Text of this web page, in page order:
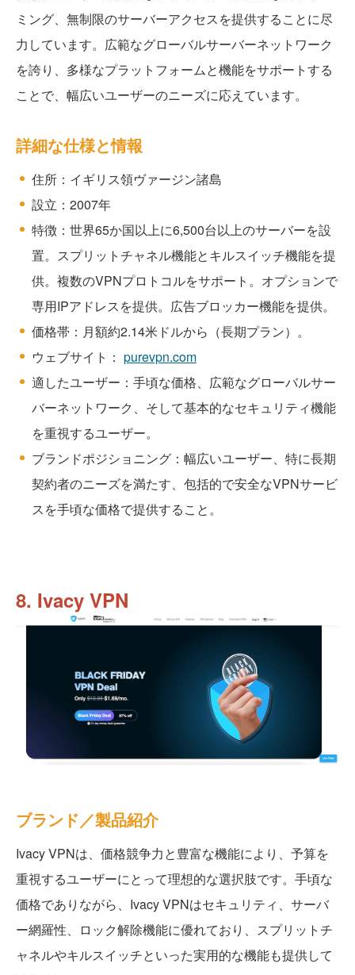
ミング、無制限のサーバーアクセスを提供することに尽
力しています。広範なグローバルサーバーネットワーク
を誇り、多様なプラットフォームと機能をサポートする
ことで、幅広いユーザーのニーズに応えています。
詳細な仕様と情報
住所：イギリス領ヴァージン諸島
設立：2007年
特徴：世界65か国以上に6,500台以上のサーバーを設
置。スプリットチャネル機能とキルスイッチ機能を提
供。複数のVPNプロトコルをサポート。オプションで
専用IPアドレスを提供。広告ブロッカー機能を提供。
価格帯：月額約2.14米ドルから（長期プラン）。
ウェブサイト： purevpn.com
適したユーザー：手頃な価格、広範なグローバルサー
バーネットワーク、そして基本的なセキュリティ機能
を重視するユーザー。
ブランドポジショニング：幅広いユーザー、特に長期
契約者のニーズを満たす、包括的で安全なVPNサービ
スを手頃な価格で提供すること。
8. Ivacy VPN
ブランド／製品紹介
Ivacy VPNは、価格競争力と豊富な機能により、予算を
重視するユーザーにとって理想的な選択肢です。手頃な
価格でありながら、Ivacy VPNはセキュリティ、サーバ
ー網羅性、ロック解除機能に優れており、スプリットチ
ャネルやキルスイッチといった実用的な機能も提供して